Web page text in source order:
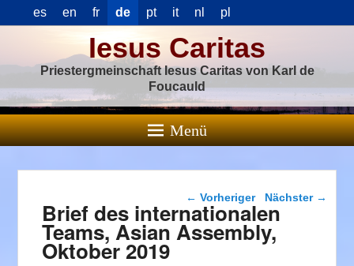
es en fr de pt it nl pl
Iesus Caritas
Priestergmeinschaft Iesus Caritas von Karl de
Foucauld
Menü
Beitragsnavigation
← Vorheriger Nächster →
Brief des internationalen
Teams, Asian Assembly,
Oktober 2019